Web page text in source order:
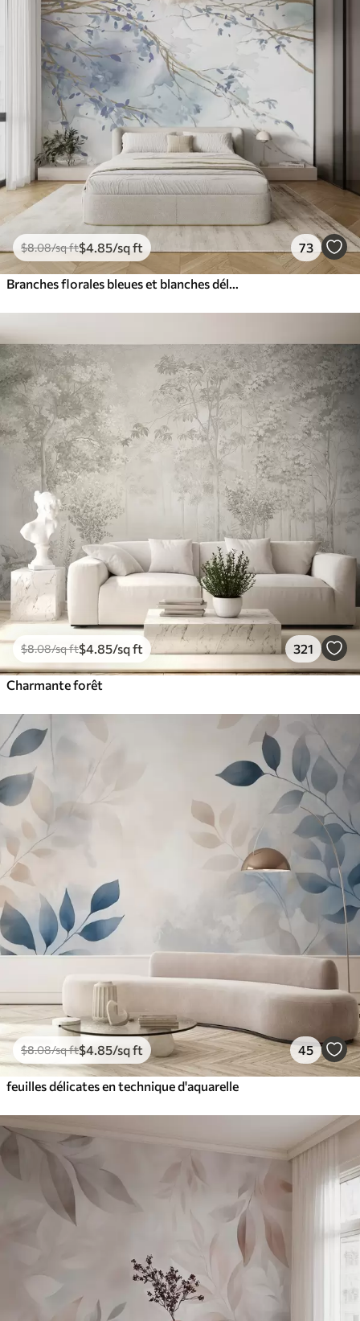
$8.08/sq ft$4 .85/sq ft 73
$8.08/sq ft$4 .85/sq ft 321
Charmante forêt
$8.08/sq ft$4 .85/sq ft 45
feuilles délicates en technique d'aquarelle